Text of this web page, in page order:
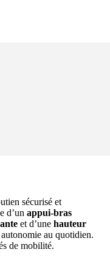
sécurisé et
d’un appui-bras
et d’une hauteur
au quotidien.
de mobilité.